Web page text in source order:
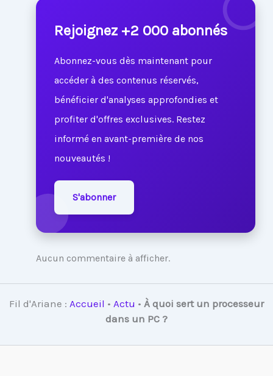
Rejoignez +2 000 abonnés
Abonnez-vous dès maintenant pour
accéder à des contenus réservés,
bénéficier d'analyses approfondies et
profiter d'offres exclusives. Restez
informé en avant-première de nos
nouveautés !
S'abonner
Aucun commentaire à afficher.
Fil d'Ariane : Accueil • Actu • À quoi sert un processeur
dans un PC ?